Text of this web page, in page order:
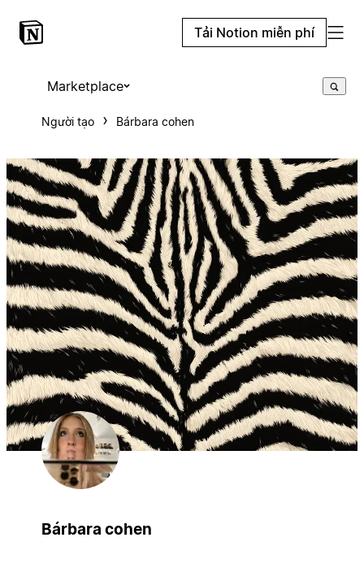
Tải Notion miễn phí
Marketplace
Người tạo Bárbara cohen
Bárbara cohen